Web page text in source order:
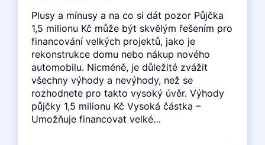
Plusy a mínusy a na co si dát pozor Půjčka
1,5 milionu Kč může být skvělým řešením pro
financování velkých projektů, jako je
rekonstrukce domu nebo nákup nového
automobilu. Nicméně, je důležité zvážit
všechny výhody a nevýhody, než se
rozhodnete pro takto vysoký úvěr. Výhody
půjčky 1,5 milionu Kč Vysoká částka –
Umožňuje financovat velké…